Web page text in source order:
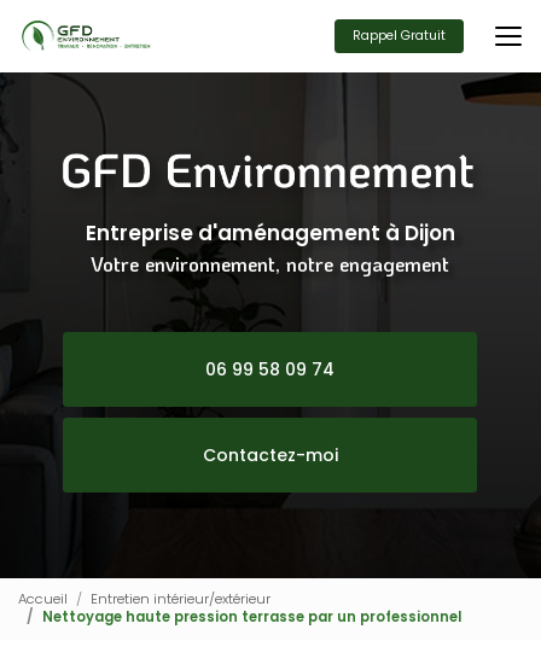
au
contenu
principal
Rappel Gratuit
Entreprise d'aménagement à Dijon
Votre environnement, notre engagement
06 99 58 09 74
Contactez-moi
Accueil
Entretien intérieur/extérieur
Nettoyage haute pression terrasse par un professionnel